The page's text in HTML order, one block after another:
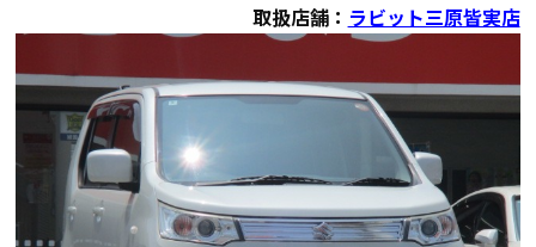
取扱店舗： ラビット三原皆実店